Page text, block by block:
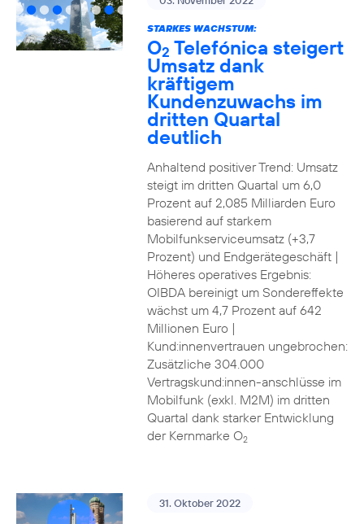
STARKES WACHSTUM:
O2 Telefónica steigert
Umsatz dank
kräftigem
Kundenzuwachs im
dritten Quartal
deutlich
Anhaltend positiver Trend: Umsatz
steigt im dritten Quartal um 6,0
Prozent auf 2,085 Milliarden Euro
basierend auf starkem
Mobilfunkserviceumsatz (+3,7
Prozent) und Endgerätegeschäft |
Höheres operatives Ergebnis:
OIBDA bereinigt um Sondereffekte
wächst um 4,7 Prozent auf 642
Millionen Euro |
Kund:innenvertrauen ungebrochen:
Zusätzliche 304.000
Vertragskund:innen-anschlüsse im
Mobilfunk (exkl. M2M) im dritten
Quartal dank starker Entwicklung
der Kernmarke O2
31. Oktober 2022